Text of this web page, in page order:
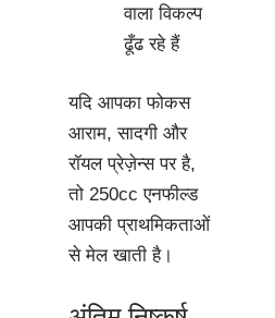
वाला विकल्प
ढूँढ रहे हैं
यदि आपका फोकस
आराम, सादगी और
रॉयल प्रेज़ेन्स पर है,
तो 250cc एनफील्ड
आपकी प्राथमिकताओं
से मेल खाती है।